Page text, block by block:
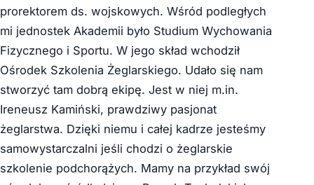
prorektorem ds. wojskowych. Wśród podległych
mi jednostek Akademii było Studium Wychowania
Fizycznego i Sportu. W jego skład wchodził
Ośrodek Szkolenia Żeglarskiego. Udało się nam
stworzyć tam dobrą ekipę. Jest w niej m.in.
Ireneusz Kamiński, prawdziwy pasjonat
żeglarstwa. Dzięki niemu i całej kadrze jesteśmy
samowystarczalni jeśli chodzi o żeglarskie
szkolenie podchorążych. Mamy na przykład swój